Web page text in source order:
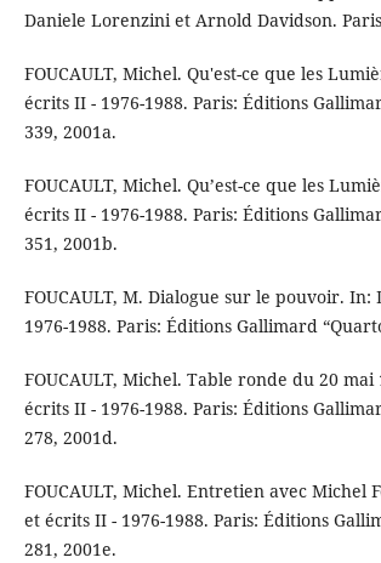
Daniele Lorenzini et Arnold Davidson.
FOUCAULT, Michel. Qu'est-ce que les
écrits II - 1976-1988. Paris: Éditions
339, 2001a.
FOUCAULT, Michel. Qu’est-ce que les
écrits II - 1976-1988. Paris: Éditions
351, 2001b.
FOUCAULT, M. Dialogue sur le pouvoir. In:
1976-1988. Paris: Éditions Gallimard
FOUCAULT, Michel. Table ronde du 20 mai
écrits II - 1976-1988. Paris: Éditions
278, 2001d.
FOUCAULT, Michel. Entretien avec Michel
et écrits II - 1976-1988. Paris: Éditions
281, 2001e.